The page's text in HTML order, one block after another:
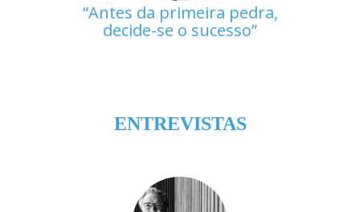
Antes da primeira pedra,
decide-se o sucesso
ENTREVISTAS